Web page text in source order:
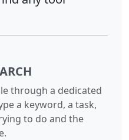
through a dedicated
a keyword, a task,
to do and the